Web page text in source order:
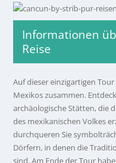
Informationen
Reise
Auf dieser einzigartigen
Mexikos zusammen.
archäologische Stätten, die
des mexikanischen Volkes
durchqueren Sie
Dörfern, in denen die
sind. Am Ende der Tour